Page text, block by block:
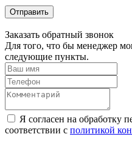
Отправить
Заказать обратный звонок
Для того, что бы менеджер
следующие пункты.
Я согласен на обработку
соответствии с политикой